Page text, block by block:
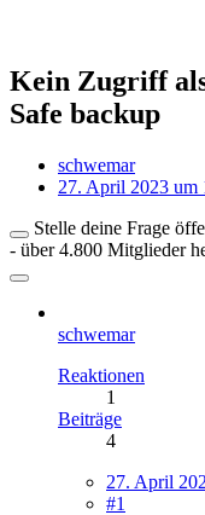
Kein Zugriff
Safe backup
schwemar
27. April 2023 um
Stelle deine Frage
- über 4.800 Mitglieder
schwemar
Reaktionen
1
Beiträge
4
27. April
#1